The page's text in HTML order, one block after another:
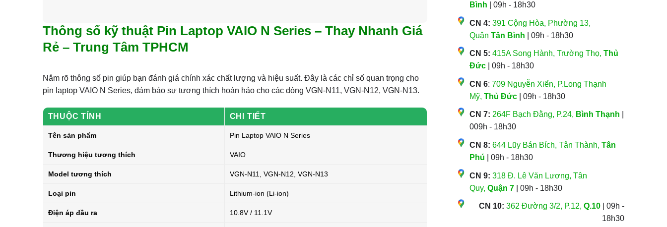
Thông số kỹ thuật Pin Laptop VAIO N Series – Thay Nhanh Giá
Rẻ – Trung Tâm TPHCM
Nắm rõ thông số pin giúp bạn đánh giá chính xác chất lượng và hiệu suất. Đây là các chỉ số quan trọng cho
pin laptop VAIO N Series, đảm bảo sự tương thích hoàn hảo cho các dòng VGN-N11, VGN-N12, VGN-N13.
THUỘC TÍNH CHI TIẾT
Tên sản phẩm Pin Laptop VAIO N Series
Thương hiệu tương thích VAIO
Model tương thích VGN-N11, VGN-N12, VGN-N13
Loại pin Lithium-ion (Li-ion)
Điện áp đầu ra 10.8V / 11.1V
Bình | 09h - 18h30
CN 4: 391 Cộng Hòa, Phường 13,
Quận Tân Bình | 09h - 18h30
CN 5: 415A Song Hành, Trường Thọ, Thủ
Đức| 09h - 18h30
CN 6: 709 Nguyễn Xiển, P.Long Thạnh
Mỹ, Thủ Đức| 09h - 18h30
CN 7: 264F Bạch Đằng, P.24, Bình Thạnh
009h - 18h30
CN 8: 644 Lũy Bán Bích, Tân Thành, Tân
Phú | 09h - 18h30
CN 9: 318 Đ. Lê Văn Lương, Tân
Quy, Quận 7| 09h - 18h30
CN 10: 362 Đường 3/2, P.12,Q.10 | 09h -
18h30